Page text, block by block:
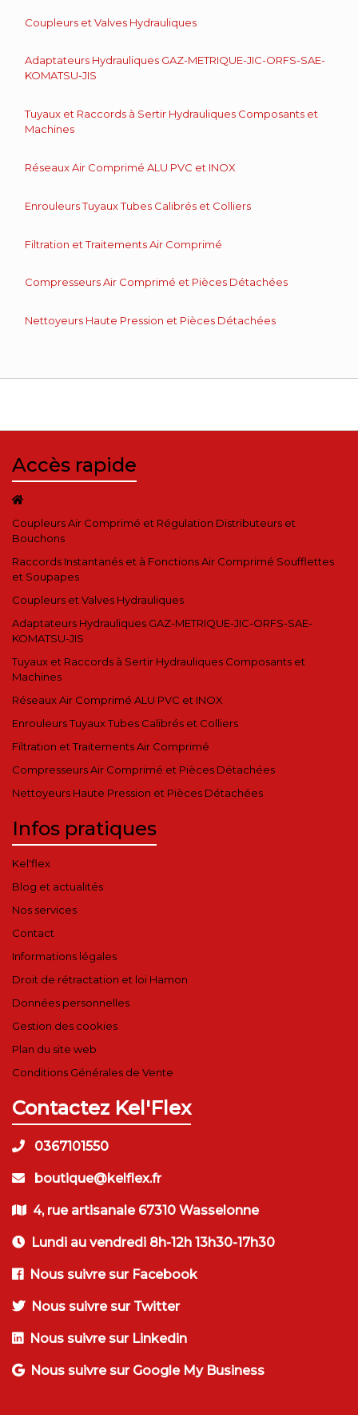
Coupleurs et Valves Hydrauliques
Adaptateurs Hydrauliques GAZ-METRIQUE-JIC-ORFS-SAE-
KOMATSU-JIS
Tuyaux et Raccords à Sertir Hydrauliques Composants et
Machines
Réseaux Air Comprimé ALU PVC et INOX
Enrouleurs Tuyaux Tubes Calibrés et Colliers
Filtration et Traitements Air Comprimé
Compresseurs Air Comprimé et Pièces Détachées
Nettoyeurs Haute Pression et Pièces Détachées
Accès rapide
Coupleurs Air Comprimé et Régulation Distributeurs et
Bouchons
Raccords Instantanés et à Fonctions Air Comprimé Soufflettes
et Soupapes
Coupleurs et Valves Hydrauliques
Adaptateurs Hydrauliques GAZ-METRIQUE-JIC-ORFS-SAE-
KOMATSU-JIS
Tuyaux et Raccords à Sertir Hydrauliques Composants et
Machines
Réseaux Air Comprimé ALU PVC et INOX
Enrouleurs Tuyaux Tubes Calibrés et Colliers
Filtration et Traitements Air Comprimé
Compresseurs Air Comprimé et Pièces Détachées
Nettoyeurs Haute Pression et Pièces Détachées
Infos pratiques
Kel'flex
Blog et actualités
Nos services
Contact
Informations légales
Droit de rétractation et loi Hamon
Données personnelles
Gestion des cookies
Plan du site web
Conditions Générales de Vente
Contactez Kel'Flex
0367101550
boutique@kelflex.fr
4, rue artisanale 67310 Wasselonne
Lundi au vendredi 8h-12h 13h30-17h30
Nous suivre sur Facebook
Nous suivre sur Twitter
Nous suivre sur Linkedin
Nous suivre sur Google My Business